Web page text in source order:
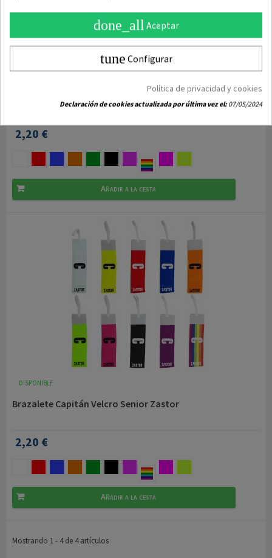
Brazalete Capitán Velcro Junior Zastor
2,20 €
Añadir a la cesta
DISPONIBLE
Brazalete Capitán Velcro Senior Zastor
2,20 €
Añadir a la cesta
Mostrando 1 - 4 de 4 artículos
done_all Aceptar
tune Configurar
Política de privacidad y cookies
Declaración de cookies actualizada por última vez el: 07/05/2024